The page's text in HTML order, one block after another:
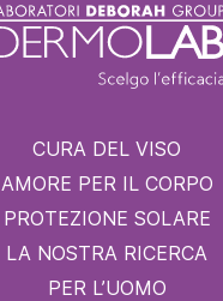
CURA DEL VISO
AMORE PER IL CORPO
PROTEZIONE SOLARE
LA NOSTRA RICERCA
PER L’UOMO